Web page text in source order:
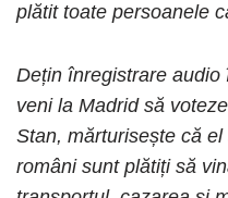
plătit toate persoanele
Dețin înregistrare
veni la Madrid să
Stan, mărturisește că
români sunt plătiți să